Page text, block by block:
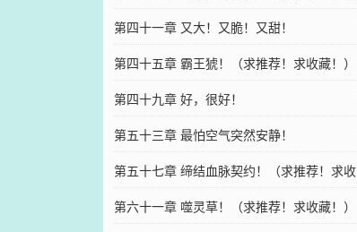
藏！）
第四十一章 又大！又脆！又甜！
第四十五章 霸王猇！（求推荐！求收藏！）
第四十九章 好，很好！
第五十三章 最怕空气突然安静！
第五十七章 缔结血脉契约！（求推荐！求收
藏！）
第六十一章 噬灵草！（求推荐！求收藏！）